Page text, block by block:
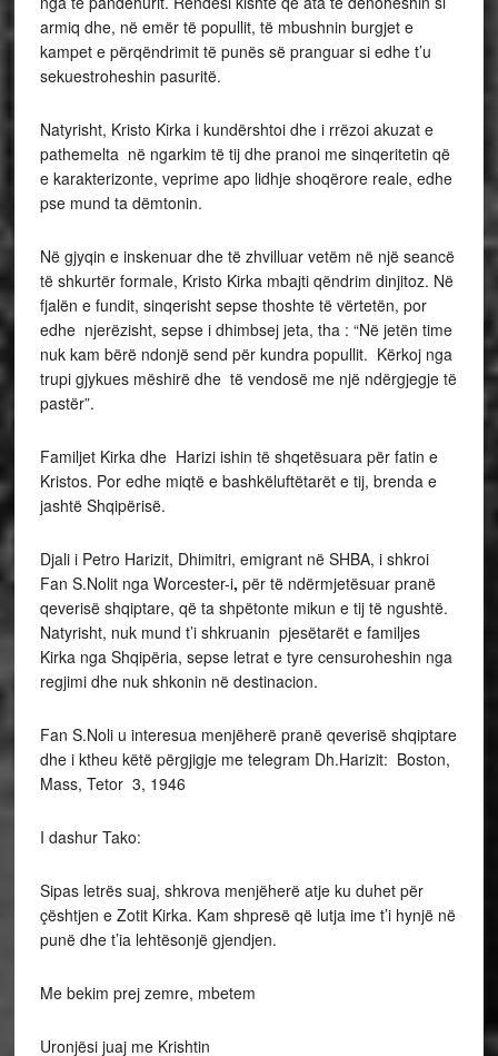
armiq dhe, në emër të popullit, të mbushnin burgjet e
kampet e përqëndrimit të punës së pranguar si edhe t’u
sekuestroheshin pasuritë.
Natyrisht, Kristo Kirka i kundërshtoi dhe i rrëzoi akuzat e
pathemelta në ngarkim të tij dhe pranoi me sinqeritetin që
e karakterizonte, veprime apo lidhje shoqërore reale, edhe
pse mund ta dëmtonin.
Në gjyqin e inskenuar dhe të zhvilluar vetëm në një seancë
të shkurtër formale, Kristo Kirka mbajti qëndrim dinjitoz. Në
fjalën e fundit, sinqerisht sepse thoshte të vërtetën, por
edhe njerëzisht, sepse i dhimbsej jeta, tha : “Në jetën time
nuk kam bërë ndonjë send për kundra popullit. Kërkoj nga
trupi gjykues mëshirë dhe të vendosë me një ndërgjegje të
pastër”.
Familjet Kirka dhe Harizi ishin të shqetësuara për fatin e
Kristos. Por edhe miqtë e bashkëluftëtarët e tij, brenda e
jashtë Shqipërisë.
Djali i Petro Harizit, Dhimitri, emigrant në SHBA, i shkroi
Fan S.Nolit nga Worcester-i, për të ndërmjetësuar pranë
qeverisë shqiptare, që ta shpëtonte mikun e tij të ngushtë.
Natyrisht, nuk mund t’i shkruanin pjesëtarët e familjes
Kirka nga Shqipëria, sepse letrat e tyre censuroheshin nga
regjimi dhe nuk shkonin në destinacion.
Fan S.Noli u interesua menjëherë pranë qeverisë shqiptare
dhe i ktheu këtë përgjigje me telegram Dh.Harizit: Boston,
Mass, Tetor 3, 1946
I dashur Tako:
Sipas letrës suaj, shkrova menjëherë atje ku duhet për
çështjen e Zotit Kirka. Kam shpresë që lutja ime t’i hynjë në
punë dhe t’ia lehtësonjë gjendjen.
Me bekim prej zemre, mbetem
Uronjësi juaj me Krishtin